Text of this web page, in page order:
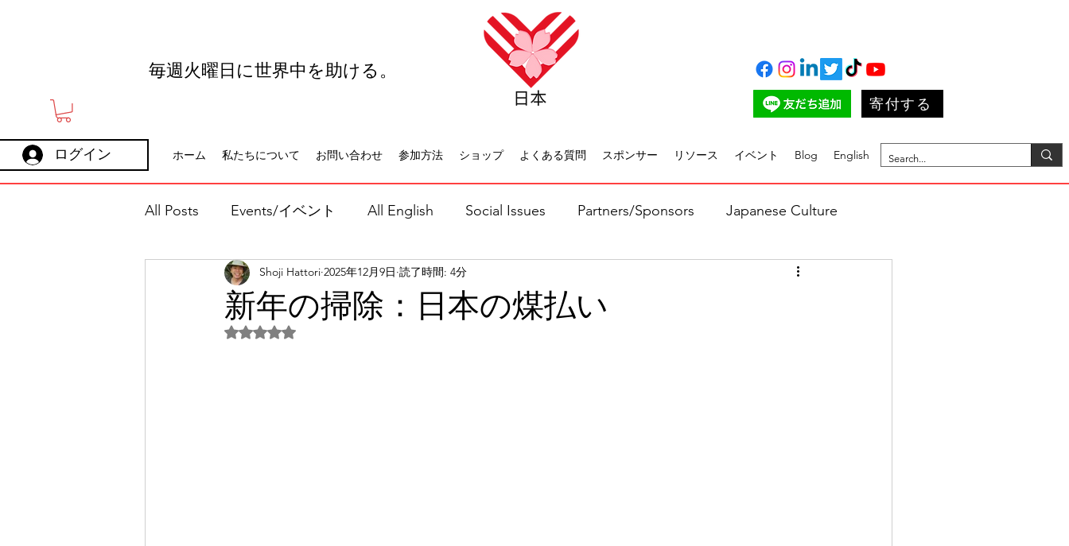
寄付する
毎週火曜日に世界中を助ける。
ログイン ホーム 私たちについて お問い合わせ 参加方法 ショップ よくある質問 スポンサー リソース イベント Blog English
All Posts Events/イベント All English Social Issues Partners/Sponsors Japanese Culture
Holidays Careers 日本語全て 社会問題
パートナー/スポンサー
新年の掃除：日本の煤払い
Shoji Hattori 2025年12月9日 読了時間: 4分
5つ星のうちNaNと評価されています。